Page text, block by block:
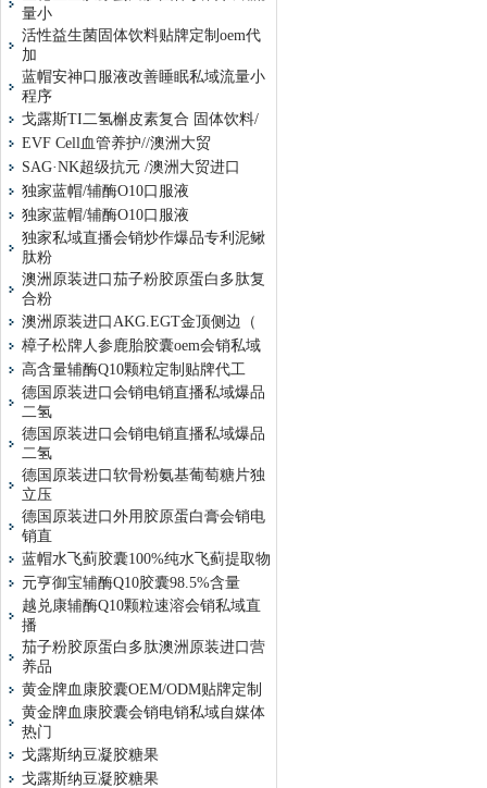
量小
活性益生菌固体饮料贴牌定制oem代
加
蓝帽安神口服液改善睡眠私域流量小
程序
戈露斯TI二氢槲皮素复合 固体饮料/
EVF Cell血管养护//澳洲大贸
SAG·NK超级抗元 /澳洲大贸进口
独家蓝帽/辅酶O10口服液
独家蓝帽/辅酶O10口服液
独家私域直播会销炒作爆品专利泥鳅
肽粉
澳洲原装进口茄子粉胶原蛋白多肽复
合粉
澳洲原装进口AKG.EGT金顶侧边（
樟子松牌人参鹿胎胶囊oem会销私域
高含量辅酶Q10颗粒定制贴牌代工
德国原装进口会销电销直播私域爆品
二氢
德国原装进口会销电销直播私域爆品
二氢
德国原装进口软骨粉氨基葡萄糖片独
立压
德国原装进口外用胶原蛋白膏会销电
销直
蓝帽水飞蓟胶囊100%纯水飞蓟提取物
元亨御宝辅酶Q10胶囊98.5%含量
越兑康辅酶Q10颗粒速溶会销私域直
播
茄子粉胶原蛋白多肽澳洲原装进口营
养品
黄金牌血康胶囊OEM/ODM贴牌定制
黄金牌血康胶囊会销电销私域自媒体
热门
戈露斯纳豆凝胶糖果
戈露斯纳豆凝胶糖果